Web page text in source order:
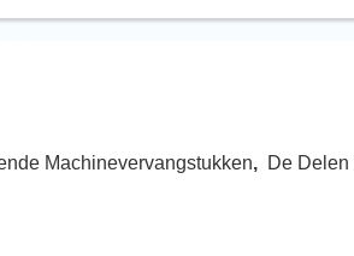
Machinevervangstukken, De